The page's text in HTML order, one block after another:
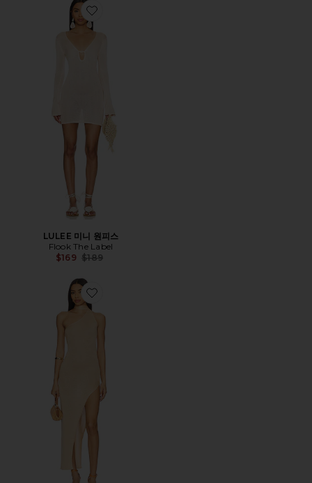
Favorite LULEE 미니 원피스
LULEE 미니 원피스
Flook The Label
$169 Previous price:
$189
Favorite LEYANA 원피스